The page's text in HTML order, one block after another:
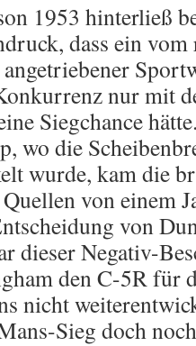
1953 hinterließ
dass ein vom
nur mit
Siegchance
wo die
wurde, kam die
von einem
von
dieser Negativ-
den C-5R für
nicht
Sieg doch